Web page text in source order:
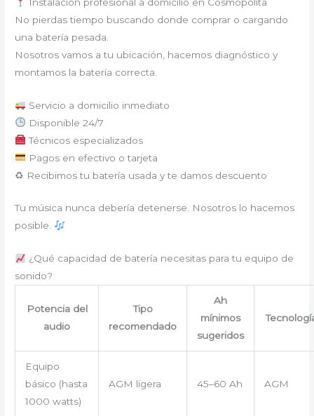
No pierdas tiempo buscando donde comprar o cargando
una batería pesada.
Nosotros vamos a tu ubicación, hacemos diagnóstico y
montamos la batería correcta.
Servicio a domicilio inmediato
Disponible 24/7
Técnicos especializados
Pagos en efectivo o tarjeta
♻ Recibimos tu batería usada y te damos descuento
Tu música nunca debería detenerse. Nosotros lo hacemos
posible.
¿Qué capacidad de batería necesitas para tu equipo de
sonido?
Potencia del
audio
Tipo
recomendado
Ah
mínimos
sugeridos
Equipo
básico (hasta
1000 watts)
AGM ligera 45–60 Ah AGM